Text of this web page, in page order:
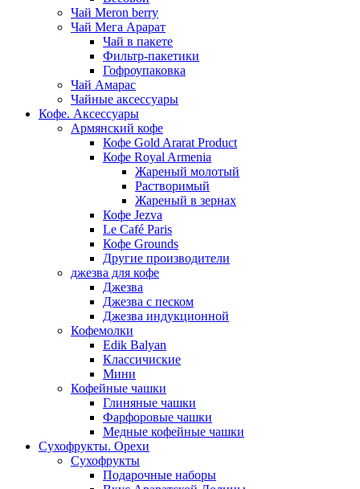
Чай Meron berry
Чай Мега Арарат
Чай в пакете
Фильтр-пакетики
Гофроупаковка
Чай Амарас
Чайные аксессуары
Кофе. Аксессуары
Армянский кофе
Кофе Gold Ararat Product
Кофе Royal Armenia
Жареный молотый
Растворимый
Жареный в зернах
Кофе Jezva
Le Café Paris
Кофе Grounds
Другие производители
джезва для кофе
Джезва
Джезва с песком
Джезва индукционной
Кофемолки
Edik Balyan
Классичиские
Мини
Кофейные чашки
Глиняные чашки
Фарфоровые чашки
Медные кофейные чашки
Сухофрукты. Орехи
Сухофрукты
Подарочные наборы